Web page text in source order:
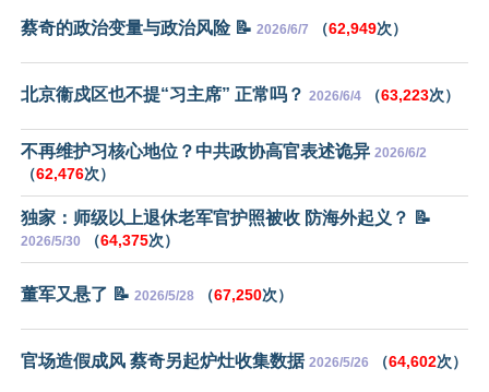
蔡奇的政治变量与政治风险 📝 2026/6/7 （62,949次）
北京衞戍区也不提“习主席” 正常吗？ 2026/6/4 （63,223次）
不再维护习核心地位？中共政协高官表述诡异 2026/6/2
（62,476次）
独家：师级以上退休老军官护照被收 防海外起义？ 📝
2026/5/30 （64,375次）
董军又悬了 📝 2026/5/28 （67,250次）
官场造假成风 蔡奇另起炉灶收集数据 2026/5/26 （64,602次）